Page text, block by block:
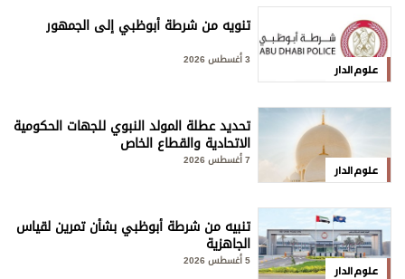
علوم الدار
تنويه من شرطة أبوظبي إلى الجمهور
علوم الدار
تحديد عطلة المولد النبوي للجهات الحكومية
الاتحادية والقطاع الخاص
علوم الدار
تنبيه من شرطة أبوظبي بشأن تمرين لقياس
الجاهزية
5 أغسطس 2026